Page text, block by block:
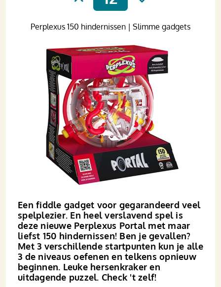
Een fiddle gadget voor gegarandeerd veel
spelplezier. En heel verslavend spel is
deze nieuwe Perplexus Portal met maar
liefst 150 hindernissen! Ben je gevallen?
Met 3 verschillende startpunten kun je alle
3 de niveaus oefenen en telkens opnieuw
beginnen. Leuke hersenkraker en
uitdagende puzzel. Check 't zelf!
Perplexus 150 hindernissen | Slimme gadgets